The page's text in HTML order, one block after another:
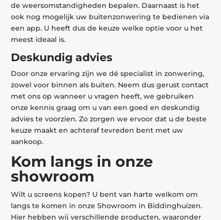
de weersomstandigheden bepalen. Daarnaast is het
ook nog mogelijk uw buitenzonwering te bedienen via
een app. U heeft dus de keuze welke optie voor u het
meest ideaal is.
Deskundig advies
Door onze ervaring zijn we dé specialist in zonwering,
zowel voor binnen als buiten. Neem dus gerust contact
met ons op wanneer u vragen heeft, we gebruiken
onze kennis graag om u van een goed en deskundig
advies te voorzien. Zo zorgen we ervoor dat u de beste
keuze maakt en achteraf tevreden bent met uw
aankoop.
Kom langs in onze
showroom
Wilt u screens kopen? U bent van harte welkom om
langs te komen in onze Showroom in Biddinghuizen.
Hier hebben wij verschillende producten, waaronder